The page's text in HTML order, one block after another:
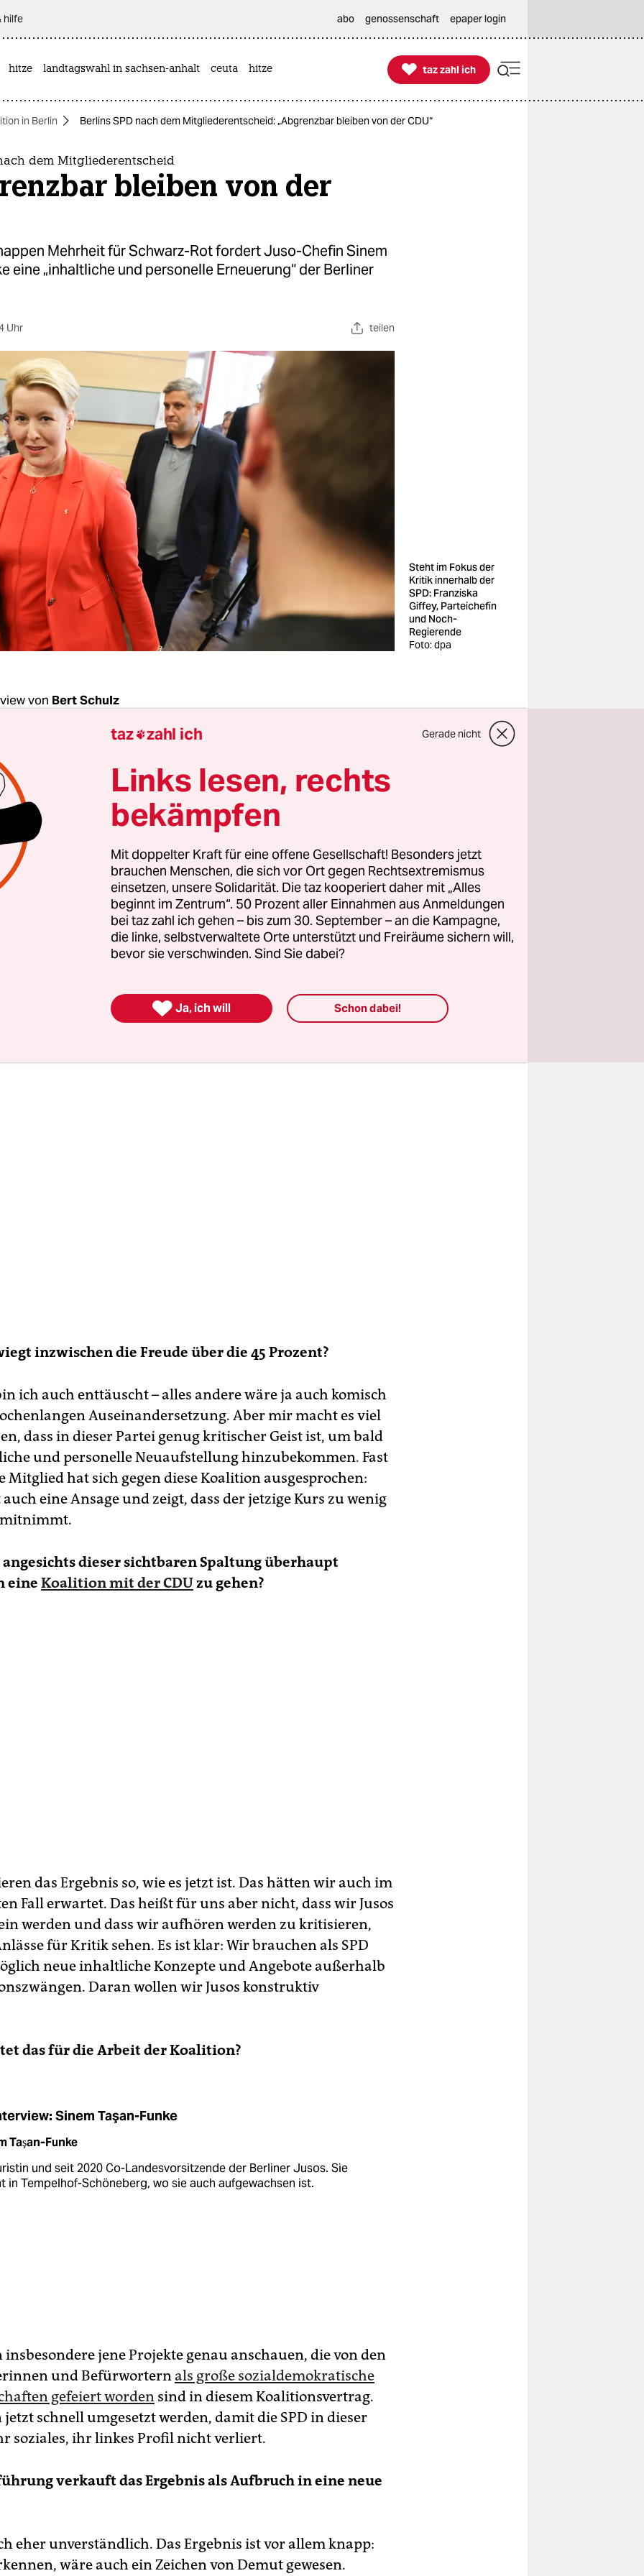
hilfe abo genossenschaft epaper login
hitze landtagswahl in sachsen-anhalt ceuta hitze 
taz zahl ich
taz zahl ich
in Berlin Berlins SPD nach dem Mitgliederentscheid: „Abgrenzbar bleiben von der CDU“
dem Mitgliederentscheid
bleiben von der
Mehrheit für Schwarz-Rot fordert Juso-Chefin Sinem
eine „inhaltliche und personelle Erneuerung“ der Berliner
Uhr teilen
Steht im Fokus der
Kritik innerhalb der
SPD: Franziska
Giffey, Parteichefin
und Noch-
Regierende
Foto: dpa
von Bert Schulz
am Sonntagabend?
Funke:
Eine Nacht Schlaf hat auf jeden Fall schon mal
anzuerkennen, wie groß der Erfolg der Juso-Kampagne
massiv für ein Nein geworben, am Ende haben 45,7
abstimmenden Mitglieder dies unterstützt.
angenommen. Das zeigt, dass wir als Jusos die
gestellt haben und unsere Kampagne in der breiten
inzwischen die Freude über die 45 Prozent?
ich auch enttäuscht – alles andere wäre ja auch komisch
Auseinandersetzung. Aber mir macht es viel
dass in dieser Partei genug kritischer Geist ist, um bald
und personelle Neuaufstellung hinzubekommen. Fast
Mitglied hat sich gegen diese Koalition ausgesprochen:
eine Ansage und zeigt, dass der jetzige Kurs zu wenig
angesichts dieser sichtbaren Spaltung überhaupt
eine Koalition mit der CDUzu gehen?
das Ergebnis so, wie es jetzt ist. Das hätten wir auch im
Fall erwartet. Das heißt für uns aber nicht, dass wir Jusos
werden und dass wir aufhören werden zu kritisieren,
für Kritik sehen. Es ist klar: Wir brauchen als SPD
neue inhaltliche Konzepte und Angebote außerhalb
Daran wollen wir Jusos konstruktiv
das für die Arbeit der Koalition?
Sinem Taşan-Funke
Taşan-Funke
und seit 2020 Co-Landesvorsitzende der Berliner Jusos. Sie
in Tempelhof-Schöneberg, wo sie auch aufgewachsen ist.
insbesondere jene Projekte genau anschauen, die von den
und Befürwortern als große sozialdemokratische
gefeiert worden sind in diesem Koalitionsvertrag.
jetzt schnell umgesetzt werden, damit die SPD in dieser
soziales, ihr linkes Profil nicht verliert.
verkauft das Ergebnis als Aufbruch in eine neue
eher unverständlich. Das Ergebnis ist vor allem knapp:
wäre auch ein Zeichen von Demut gewesen.
taz zahl ich Gerade nicht
Links lesen, rechts
bekämpfen
Mit doppelter Kraft für eine offene Gesellschaft! Besonders jetzt
brauchen Menschen, die sich vor Ort gegen Rechtsextremismus
einsetzen, unsere Solidarität. Die taz kooperiert daher mit „Alles
beginnt im Zentrum“. 50 Prozent aller Einnahmen aus Anmeldungen
bei taz zahl ich gehen – bis zum 30. September – an die Kampagne,
die linke, selbstverwaltete Orte unterstützt und Freiräume sichern will,
bevor sie verschwinden. Sind Sie dabei?
 Ja, ich will Schon dabei!